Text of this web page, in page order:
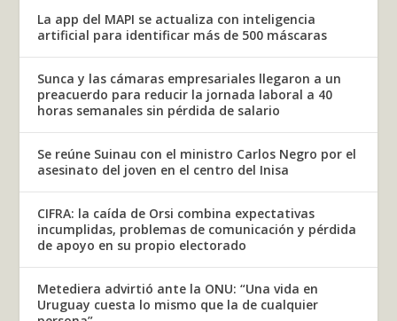
La app del MAPI se actualiza con inteligencia
artificial para identificar más de 500 máscaras
Sunca y las cámaras empresariales llegaron a un
preacuerdo para reducir la jornada laboral a 40
horas semanales sin pérdida de salario
Se reúne Suinau con el ministro Carlos Negro por el
asesinato del joven en el centro del Inisa
CIFRA: la caída de Orsi combina expectativas
incumplidas, problemas de comunicación y pérdida
de apoyo en su propio electorado
Metediera advirtió ante la ONU: “Una vida en
Uruguay cuesta lo mismo que la de cualquier